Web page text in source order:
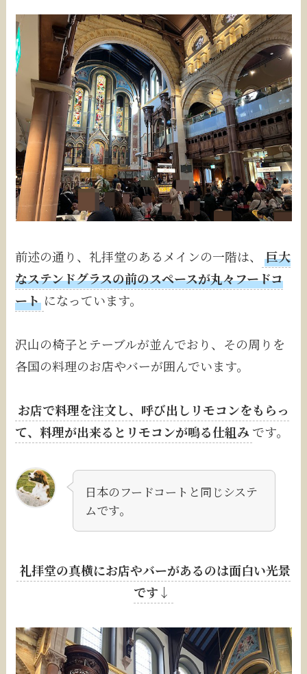
前述の通り、礼拝堂のあるメインの一階は、
巨大
なステンドグラスの前のスペースが丸々フードコ
ート になっています。
沢山の椅子とテーブルが並んでおり、その周りを
各国の料理のお店やバーが囲んでいます。
お店で料理を注文し、呼び出しリモコンをもらっ
て、料理が出来るとリモコンが鳴る仕組み です。
日本のフードコートと同じシステ
ムです。
礼拝堂の真横にお店やバーがあるのは面白い光景
です↓